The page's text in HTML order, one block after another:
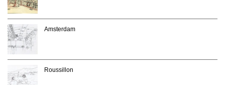
Amsterdam
Roussillon